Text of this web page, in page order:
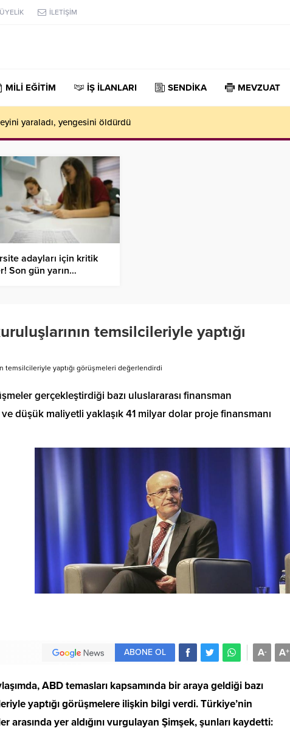
ÜYELİK İLETİŞİM
MİLİ EĞİTİM İŞ İLANLARI SENDİKA MEVZUAT
yaraladı, yengesini öldürdü
adayları için kritik
Son gün yarın…
temsilcileriyle yaptığı
temsilcileriyle yaptığı görüşmeleri değerlendirdi
gerçekleştirdiği bazı uluslararası finansman
düşük maliyetli yaklaşık 41 milyar dolar proje finansmanı
A+
A-
ABONE OL
ABD temasları kapsamında bir araya geldiği bazı
yaptığı görüşmelere ilişkin bilgi verdi. Türkiye’nin
arasında yer aldığını vurgulayan Şimşek, şunları kaydetti: